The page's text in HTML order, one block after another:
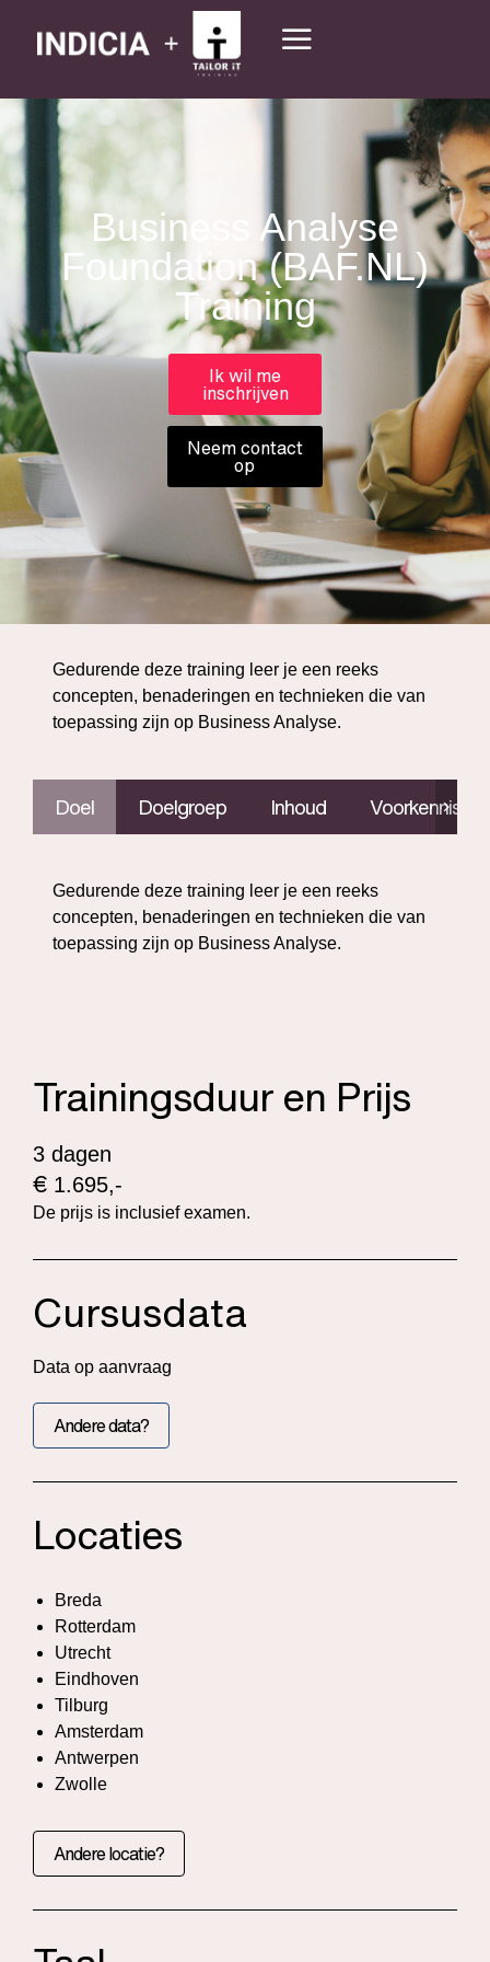
Business Analyse
Foundation (BAF.NL)
Training
Ik wil me
inschrijven
Neem contact
op
Gedurende deze training leer je een reeks
concepten, benaderingen en technieken die van
toepassing zijn op Business Analyse.
Doel Doelgroep Inhoud Voorkennis
Gedurende deze training leer je een reeks
concepten, benaderingen en technieken die van
toepassing zijn op Business Analyse.
Trainingsduur en Prijs
3 dagen
€ 1.695,-
De prijs is inclusief examen.
Cursusdata
Data op aanvraag
Andere data?
Locaties
Breda
Rotterdam
Utrecht
Eindhoven
Tilburg
Amsterdam
Antwerpen
Zwolle
Andere locatie?